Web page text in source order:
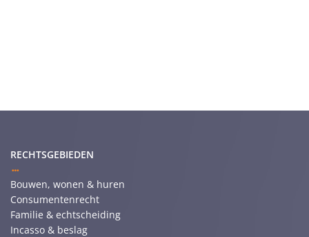
RECHTSGEBIEDEN
Bouwen, wonen & huren
Consumentenrecht
Familie & echtscheiding
Incasso & beslag